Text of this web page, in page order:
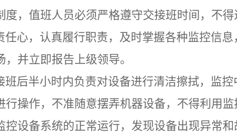
度，值班人员必须严格遵守交接班时间，不得
心，认真履行职责，及时掌握各种监控信
并立即报告上级领导。
后半小时内负责对设备进行清洁擦拭，监
操作，不准随意摆弄机器设备，不得利用
设备系统的正常运行，发现设备出现异常和